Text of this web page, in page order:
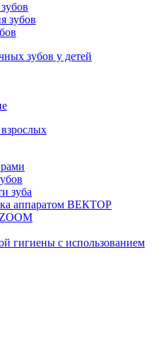
зубов
зубов у детей
зуба
аппаратом ВЕКТОР
гигиены с использованием